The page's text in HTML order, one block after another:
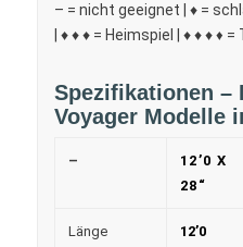
– = nicht geeignet | ♦ =
| ♦ ♦ ♦ = Heimspiel | ♦ ♦ ♦ ♦ =
Spezifikationen –
Voyager Modelle
–
12’0 X
28“
Länge
12’0